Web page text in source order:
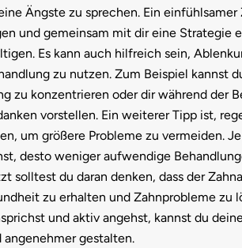
Ängste zu sprechen. Ein einfühlsamer
und gemeinsam mit dir eine Strategie
Es kann auch hilfreich sein,
zu nutzen. Zum Beispiel kannst
zu konzentrieren oder dir während der
vorstellen. Ein weiterer Tipp ist,
um größere Probleme zu vermeiden.
desto weniger aufwendige
solltest du daran denken, dass der
zu erhalten und Zahnprobleme zu
und aktiv angehst, kannst du
gestalten.